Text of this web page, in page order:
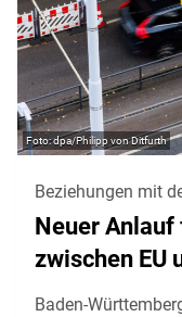
dpa/Philipp von Ditfurth
Beziehungen mit
Neuer
zwischen EU
Baden-